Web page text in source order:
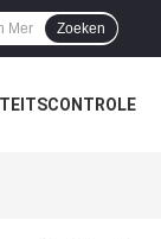
Zoeken